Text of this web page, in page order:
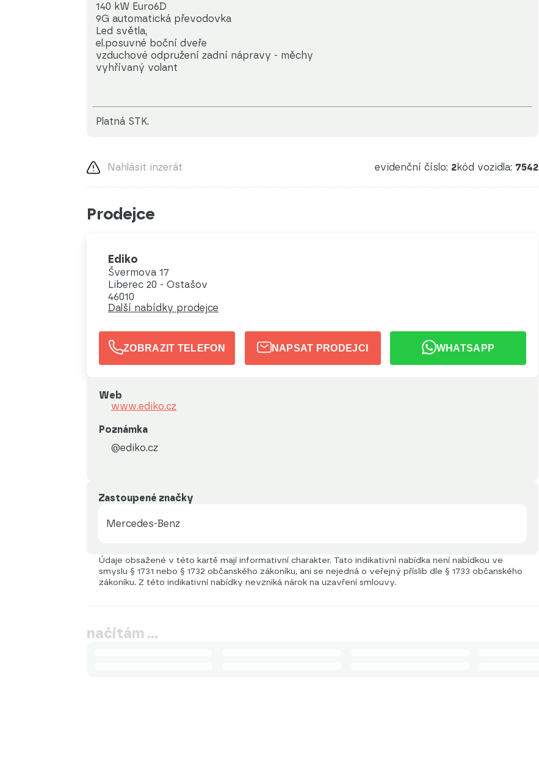
140 kW Euro6D
9G automatická převodovka
Led světla,
el.posuvné boční dveře
vzduchové odpružení zadní nápravy - měchy
vyhřívaný volant
platná STK.
evidenční číslo: 2kód vozidla: 7542
Nahlásit inzerát
Prodejce
Ediko
Švermova 17
Liberec 20 - Ostašov
46010
Další nabídky prodejce
ZOBRAZIT TELEFON NAPSAT PRODEJCI WHATSAPP
Web
www.ediko.cz
Poznámka
@ediko.cz
Zastoupené značky
Mercedes-Benz
Údaje obsažené v této kartě mají informativní charakter. Tato indikativní nabídka není nabídkou ve
smyslu § 1731 nebo § 1732 občanského zákoníku, ani se nejedná o veřejný příslib dle § 1733 občanského
zákoníku. Z této indikativní nabídky nevzniká nárok na uzavření smlouvy.
načítám …